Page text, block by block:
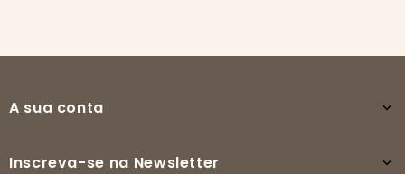
A sua conta 
Inscreva-se na Newsletter 